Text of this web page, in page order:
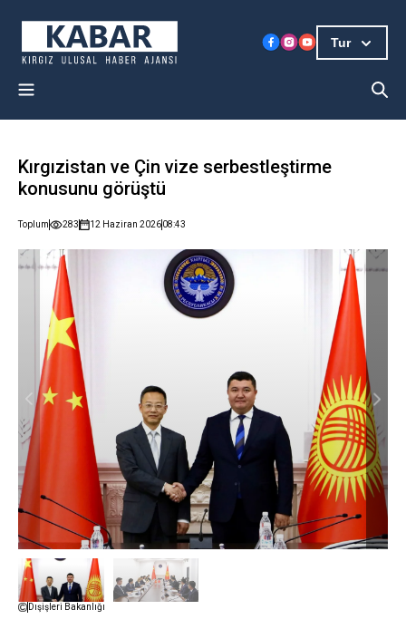
Tur
Kırgızistan ve Çin vize serbestleştirme
konusunu görüştü
Toplum 283 12 Haziran 202608:43
Dışişleri Bakanlığı